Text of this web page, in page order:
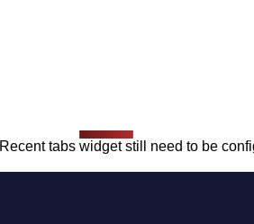
Recent tabs widget still need to be